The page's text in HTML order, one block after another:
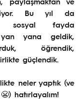
Bu yıl da
sosyal fayda
yana geldik,
öğrendik,
güçlendik.
neler yaptık (ve
hatırlayalım!